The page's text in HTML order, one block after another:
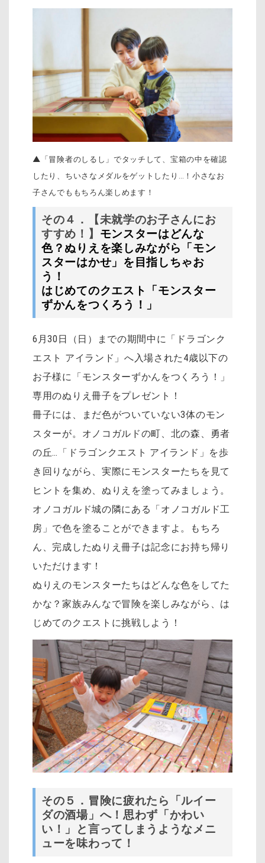
▲「冒険者のしるし」でタッチして、宝箱の中を確認
したり、ちいさなメダルをゲットしたり…！小さなお
子さんでももちろん楽しめます！
その４．【未就学のお子さんにお
すすめ！】 モンスターはどんな
色？ぬりえを楽しみながら「モン
スターはかせ」を目指しちゃお
う！
はじめてのクエスト「モンスター
ずかんをつくろう！」
6月30日（日）までの期間中に「ドラゴンク
エスト アイランド」へ入場された4歳以下の
お子様に「モンスターずかんをつくろう！」
専用のぬりえ冊子をプレゼント！
冊子には、まだ色がついていない3体のモン
スターが。オノコガルドの町、北の森、勇者
の丘…「ドラゴンクエスト アイランド」を歩
き回りながら、実際にモンスターたちを見て
ヒントを集め、ぬりえを塗ってみましょう。
オノコガルド城の隣にある「オノコガルド工
房」で色を塗ることができますよ。もちろ
ん、完成したぬりえ冊子は記念にお持ち帰り
いただけます！
ぬりえのモンスターたちはどんな色をしてた
かな？家族みんなで冒険を楽しみながら、は
じめてのクエストに挑戦しよう！
その５．冒険に疲れたら「ルイー
ダの酒場」へ！思わず「かわい
い！」と言ってしまうようなメニ
ューを味わって！